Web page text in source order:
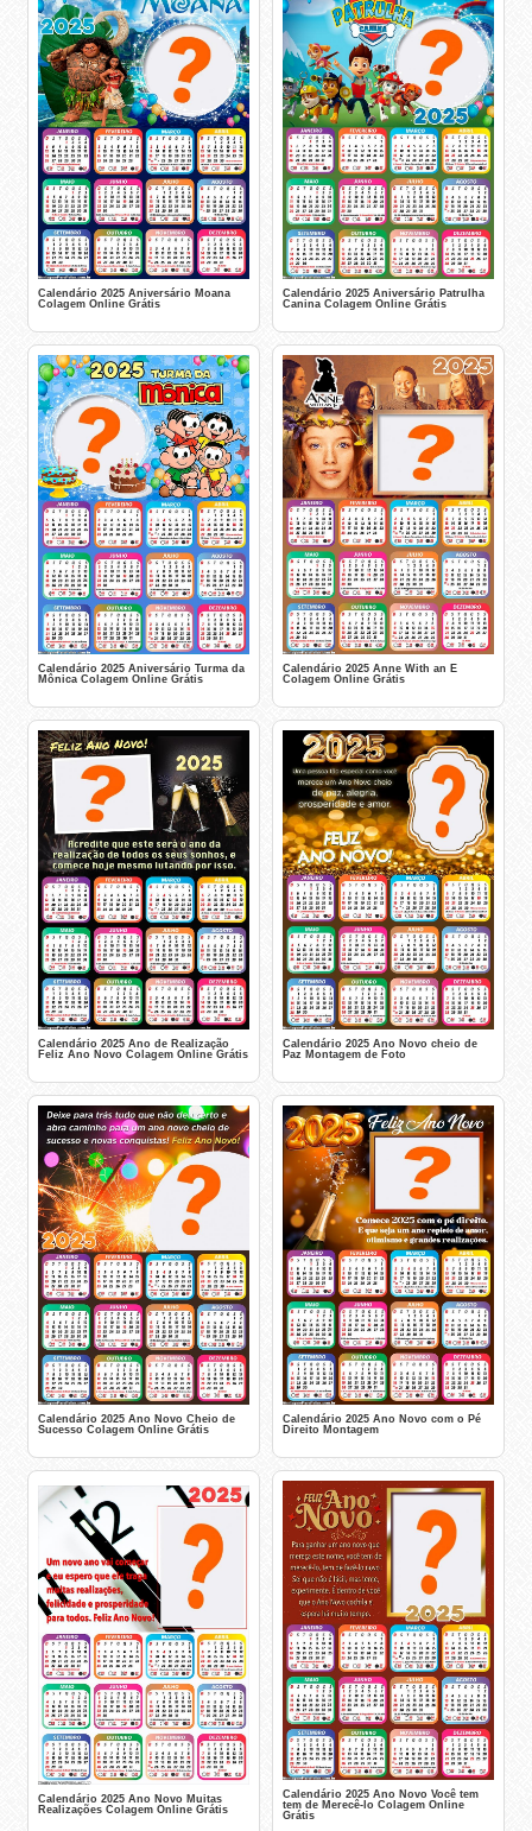
Calendário 2025 Aniversário Moana
Colagem Online Grátis
Calendário 2025 Aniversário Patrulha
Canina Colagem Online Grátis
Calendário 2025 Aniversário Turma da
Mônica Colagem Online Grátis
Calendário 2025 Anne With an E
Colagem Online Grátis
Calendário 2025 Ano de Realização
Feliz Ano Novo Colagem Online Grátis
Calendário 2025 Ano Novo cheio de
Paz Montagem de Foto
Calendário 2025 Ano Novo Cheio de
Sucesso Colagem Online Grátis
Calendário 2025 Ano Novo com o Pé
Direito Montagem
Calendário 2025 Ano Novo Muitas
Realizações Colagem Online Grátis
Calendário 2025 Ano Novo Você tem
tem de Merecê-lo Colagem Online
Grátis